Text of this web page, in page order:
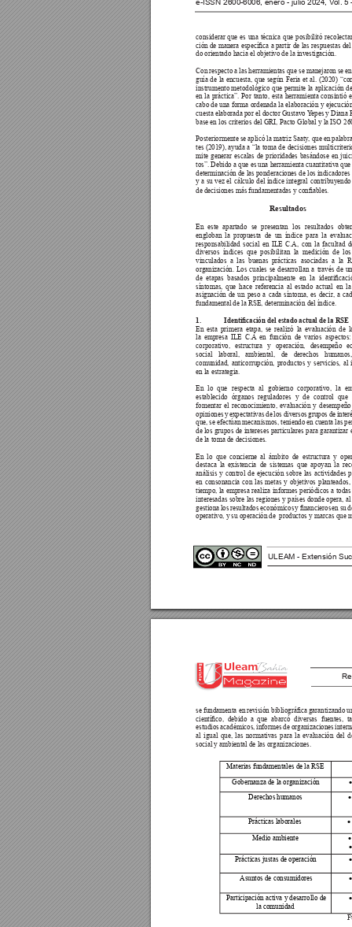
e-ISSN 2600-6006, enero - julio 2024, Vol. 5
ULEAM - Extensión
considerar que es una técnica que posibilitó
ción de manera especíca a partir de las respuestas del
do orientado hacia el objetivo de la investigación.
Con respecto a las herramientas que se manejaron se
guía de la encuesta, que según Feria et al. (2020)
instrumento metodológico que permite la aplicación
en la práctica”. Por tanto, esta herramienta consintió
cabo de una forma ordenada la elaboración y
cuesta elaborada por el doctor Gustavo Yepes y Diana
base en los criterios del GRI, Pacto Global y la ISO
Posteriormente se aplicó la matriz Saaty, que en
tes (2019), ayuda a “la toma de decisiones
mite generar escalas de prioridades basándose en
tos”. Debido a que es una herramienta cuantitativa
determinación de las ponderaciones de los
y a su vez el cálculo del índice integral
de decisiones más fundamentadas y conables.
Resultados
En este apartado se presentan los resultados
engloban la propuesta de un índice para la
responsabilidad social en ILE C.A, con la facultad
diversos índices que posibilitan la medición de
vinculados a las buenas prácticas asociadas a la
organización. Los cuales se desarrollan a través de
de etapas basados principalmente en la
síntomas, que hace referencia al estado actual en
asignación de un peso a cada síntoma, es decir, a
fundamental de la RSE, determinación del índice.
1. IdenticacióndelestadoactualdelaRSE
En esta primera etapa, se realizó la evaluación de
la empresa ILE C.A en función de varios
corporativo, estructura y operación, desempeño
social laboral, ambiental, de derechos
comunidad, anticorrupción, productos y servicios,
en la estrategia.
En lo que respecta al gobierno corporativo, la
establecido órganos reguladores y de control
fomentar el reconocimiento, evaluación y
opiniones y expectativas de los diversos grupos de
que, se efectúan mecanismos, teniendo en cuenta las
de los grupos de intereses particulares para garantizar
de la toma de decisiones.
En lo que concierne al ámbito de estructura y
destaca la existencia de sistemas que apoyan la
análisis y control de ejecución sobre las actividades
en consonancia con las metas y objetivos
tiempo, la empresa realiza informes periódicos a
interesadas sobre las regiones y países donde opera,
gestiona los resultados económicos y nancieros en su
operativo, y su operación de  productos y marcas que
se fundamenta en revisión bibliográca garantizando
cientíco,
debido a que abarcó diversas fuentes,
estudios académicos, informes de organizaciones
al igual que, las normativas para la evaluación del
social y ambiental de las organizaciones.
Materias fundamentales de la RSE
Gobernanza de la organización
Derechos humanos
Prácticas laborales
Medio ambiente
Prácticas justas de operación
Asuntos de consumidores
Participación activa y desarrollo de
la comunidad